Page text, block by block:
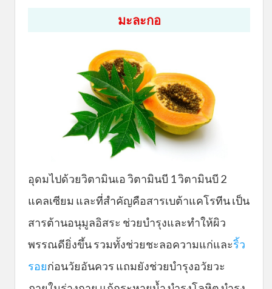
มะละกอ
อุดมไปด้วยวิตามินเอ วิตามินบี 1 วิตามินบี 2
แคลเซียม และที่สำคัญคือสารเบต้าแคโรทีน เป็น
สารต้านอนุมูลอิสระ ช่วยบำรุงและทำให้ผิว
พรรณดียิ่งขึ้น รวมทั้งช่วยชะลอความแก่และริ้ว
รอยก่อนวัยอันควร แถมยังช่วยบำรุงอวัยวะ